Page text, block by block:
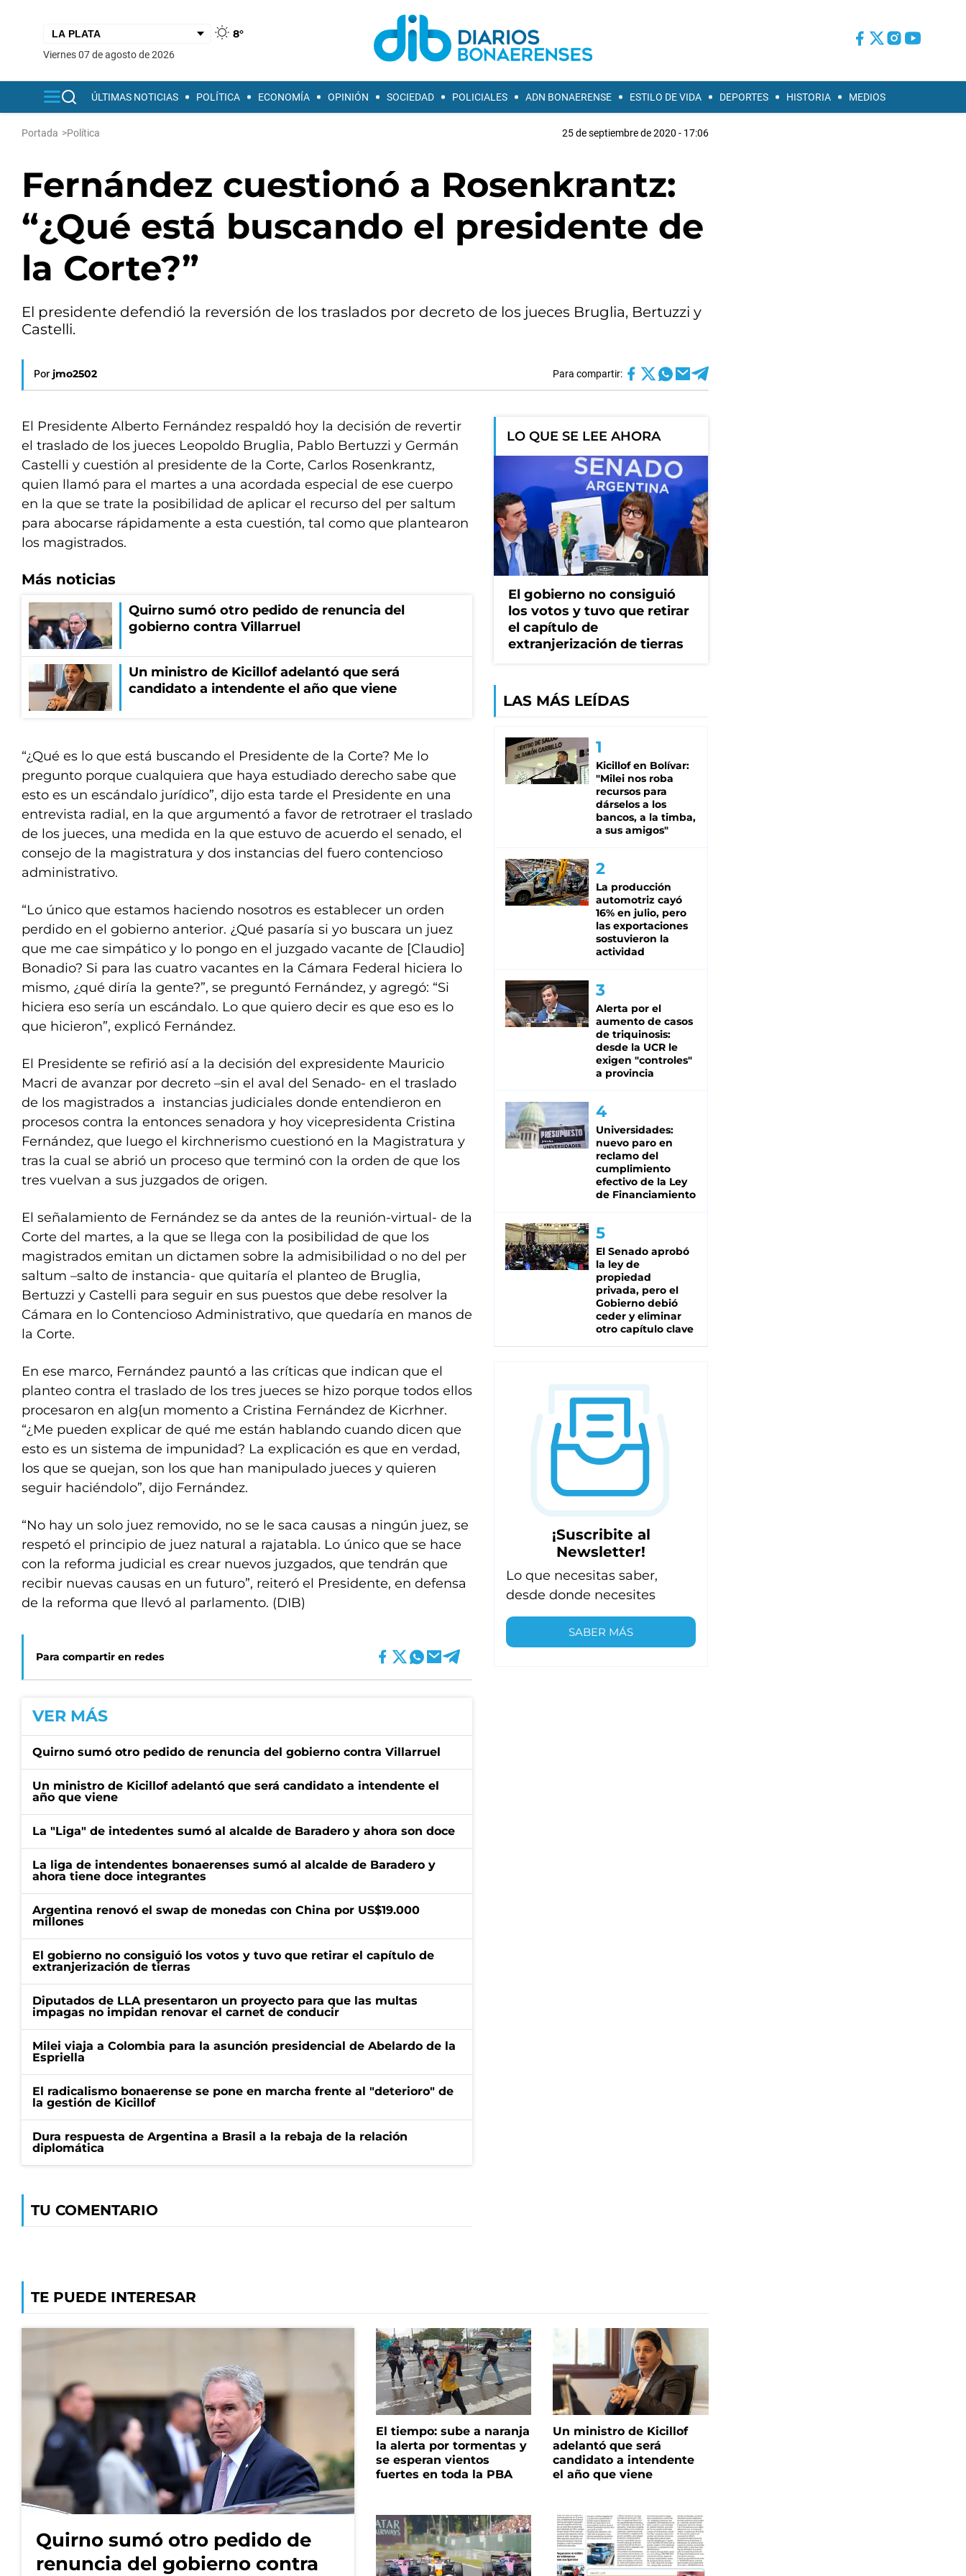
8°
viernes 07 de agosto de 2026
ÚLTIMAS NOTICIAS POLÍTICA ECONOMÍA OPINIÓN SOCIEDAD POLICIALES ADN BONAERENSE ESTILO DE VIDA DEPORTES HISTORIA MEDIOS
Portada >Política 25 de septiembre de 2020 - 17:06
Fernández cuestionó a Rosenkrantz:
“¿Qué está buscando el presidente de
la Corte?”
El presidente defendió la reversión de los traslados por decreto de los jueces Bruglia, Bertuzzi y
Castelli.
Por jmo2502 Para compartir:
El Presidente Alberto Fernández respaldó hoy la decisión de revertir
el traslado de los jueces Leopoldo Bruglia, Pablo Bertuzzi y Germán
Castelli y cuestión al presidente de la Corte, Carlos Rosenkrantz,
quien llamó para el martes a una acordada especial de ese cuerpo
en la que se trate la posibilidad de aplicar el recurso del per saltum
para abocarse rápidamente a esta cuestión, tal como que plantearon
los magistrados.
Más noticias
Quirno sumó otro pedido de renuncia del
gobierno contra Villarruel
Un ministro de Kicillof adelantó que será
candidato a intendente el año que viene
“¿Qué es lo que está buscando el Presidente de la Corte? Me lo
pregunto porque cualquiera que haya estudiado derecho sabe que
esto es un escándalo jurídico”, dijo esta tarde el Presidente en una
entrevista radial, en la que argumentó a favor de retrotraer el traslado
de los jueces, una medida en la que estuvo de acuerdo el senado, el
consejo de la magistratura y dos instancias del fuero contencioso
administrativo.
“Lo único que estamos haciendo nosotros es establecer un orden
perdido en el gobierno anterior. ¿Qué pasaría si yo buscara un juez
que me cae simpático y lo pongo en el juzgado vacante de [Claudio]
Bonadio? Si para las cuatro vacantes en la Cámara Federal hiciera lo
mismo, ¿qué diría la gente?”, se preguntó Fernández, y agregó: “Si
hiciera eso sería un escándalo. Lo que quiero decir es que eso es lo
que hicieron”, explicó Fernández.
El Presidente se refirió así a la decisión del expresidente Mauricio
Macri de avanzar por decreto –sin el aval del Senado- en el traslado
de los magistrados a instancias judiciales donde entendieron en
procesos contra la entonces senadora y hoy vicepresidenta Cristina
Fernández, que luego el kirchnerismo cuestionó en la Magistratura y
tras la cual se abrió un proceso que terminó con la orden de que los
tres vuelvan a sus juzgados de origen.
El señalamiento de Fernández se da antes de la reunión-virtual- de la
Corte del martes, a la que se llega con la posibilidad de que los
magistrados emitan un dictamen sobre la admisibilidad o no del per
saltum –salto de instancia- que quitaría el planteo de Bruglia,
Bertuzzi y Castelli para seguir en sus puestos que debe resolver la
Cámara en lo Contencioso Administrativo, que quedaría en manos de
la Corte.
En ese marco, Fernández pauntó a las críticas que indican que el
planteo contra el traslado de los tres jueces se hizo porque todos ellos
procesaron en alg{un momento a Cristina Fernández de Kicrhner.
“¿Me pueden explicar de qué me están hablando cuando dicen que
esto es un sistema de impunidad? La explicación es que en verdad,
los que se quejan, son los que han manipulado jueces y quieren
seguir haciéndolo”, dijo Fernández.
“No hay un solo juez removido, no se le saca causas a ningún juez, se
respetó el principio de juez natural a rajatabla. Lo único que se hace
con la reforma judicial es crear nuevos juzgados, que tendrán que
recibir nuevas causas en un futuro”, reiteró el Presidente, en defensa
de la reforma que llevó al parlamento. (DIB)
Para compartir en redes
VER MÁS
Quirno sumó otro pedido de renuncia del gobierno contra Villarruel
Un ministro de Kicillof adelantó que será candidato a intendente el
año que viene
La "Liga" de intedentes sumó al alcalde de Baradero y ahora son doce
La liga de intendentes bonaerenses sumó al alcalde de Baradero y
ahora tiene doce integrantes
Argentina renovó el swap de monedas con China por US$19.000
millones
El gobierno no consiguió los votos y tuvo que retirar el capítulo de
extranjerización de tierras
Diputados de LLA presentaron un proyecto para que las multas
impagas no impidan renovar el carnet de conducir
Milei viaja a Colombia para la asunción presidencial de Abelardo de la
Espriella
El radicalismo bonaerense se pone en marcha frente al "deterioro" de
la gestión de Kicillof
Dura respuesta de Argentina a Brasil a la rebaja de la relación
diplomática
TU COMENTARIO
LO QUE SE LEE AHORA
El gobierno no consiguió
los votos y tuvo que retirar
el capítulo de
extranjerización de tierras
LAS MÁS LEÍDAS
Kicillof en Bolívar:
"Milei nos roba
recursos para
dárselos a los
bancos, a la timba,
a sus amigos"
La producción
automotriz cayó
16% en julio, pero
las exportaciones
sostuvieron la
actividad
Alerta por el
aumento de casos
de triquinosis:
desde la UCR le
exigen "controles"
a provincia
Universidades:
nuevo paro en
reclamo del
cumplimiento
efectivo de la Ley
de Financiamiento
El Senado aprobó
la ley de
propiedad
privada, pero el
Gobierno debió
ceder y eliminar
otro capítulo clave
¡Suscribite al
Newsletter!
Lo que necesitas saber,
desde donde necesites
SABER MÁS
TE PUEDE INTERESAR
Quirno sumó otro pedido de
renuncia del gobierno contra
El tiempo: sube a naranja
la alerta por tormentas y
se esperan vientos
fuertes en toda la PBA
Un ministro de Kicillof
adelantó que será
candidato a intendente
el año que viene